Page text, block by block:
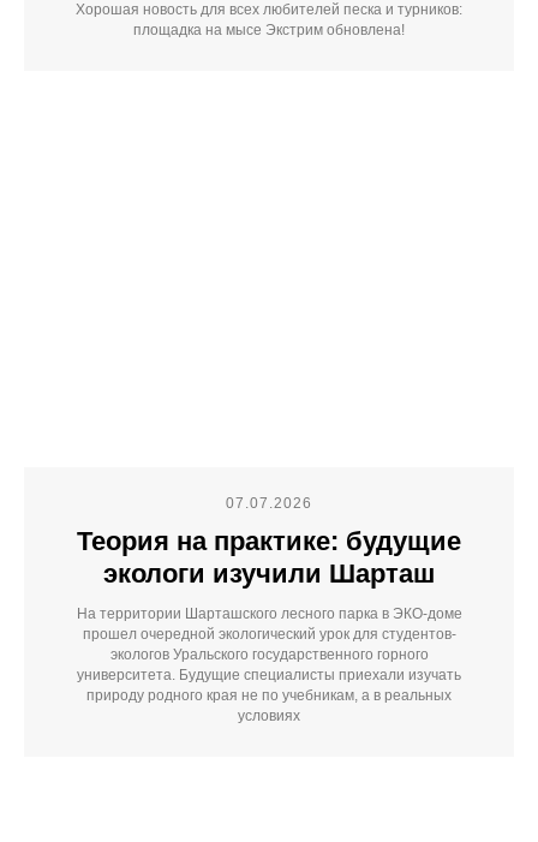
Хорошая новость для всех любителей песка и турников:
площадка на мысе Экстрим обновлена!
07.07.2026
Теория на практике: будущие
экологи изучили Шарташ
На территории Шарташского лесного парка в ЭКО-доме
прошел очередной экологический урок для студентов-
экологов Уральского государственного горного
университета. Будущие специалисты приехали изучать
природу родного края не по учебникам, а в реальных
условиях